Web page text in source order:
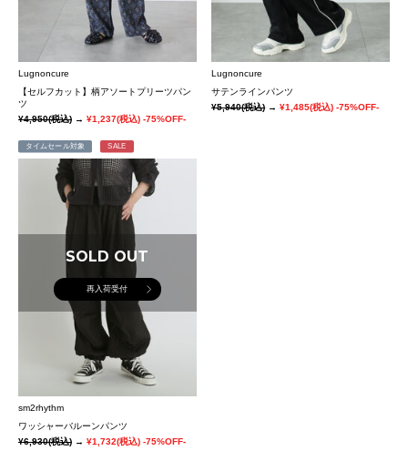
Lugnoncure
【セルフカット】柄アソートプリーツパン
ツ
¥4,950(税込) → ¥1,237(税込) -75%OFF-
Lugnoncure
サテンラインパンツ
¥5,940(税込)→¥1,485(税込) -75%OFF-
タイムセール対象 SALE
SOLD OUT
再入荷受付
sm2rhythm
ワッシャーバルーンパンツ
¥6,930(税込) → ¥1,732(税込) -75%OFF-